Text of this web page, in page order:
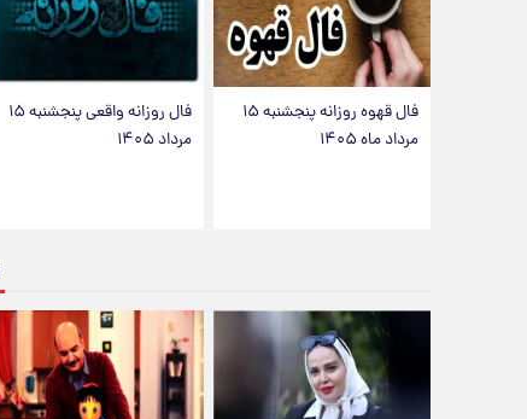
فال قهوه روزانه پنجشنبه ۱۵
مرداد ماه ۱۴۰۵
فال روزانه واقعی پنجشنبه ۱۵
مرداد ۱۴۰۵